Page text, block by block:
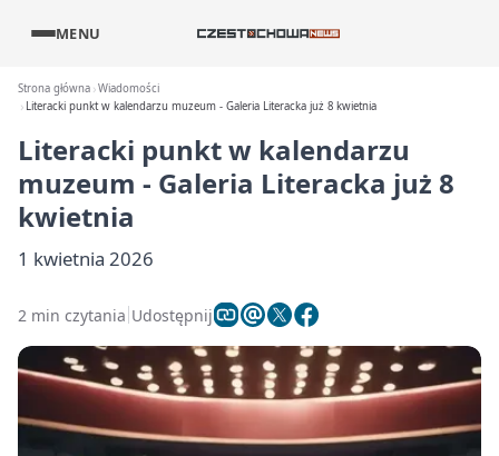
MENU
Strona główna Wiadomości
Literacki punkt w kalendarzu muzeum - Galeria Literacka już 8 kwietnia
Literacki punkt w kalendarzu
muzeum - Galeria Literacka już 8
kwietnia
1 kwietnia 2026
2 min czytania Udostępnij